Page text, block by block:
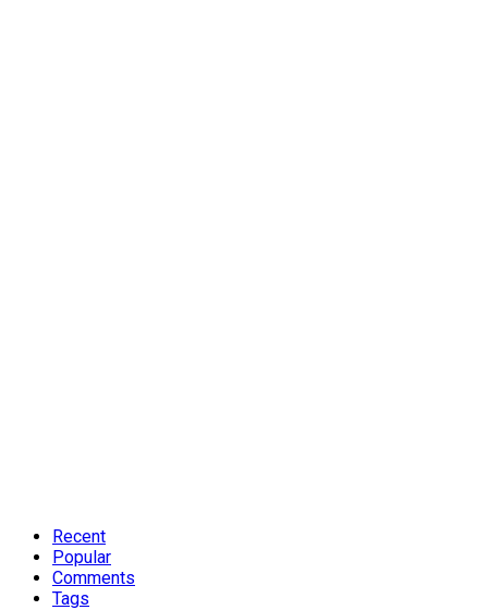
Recent
Popular
Comments
Tags